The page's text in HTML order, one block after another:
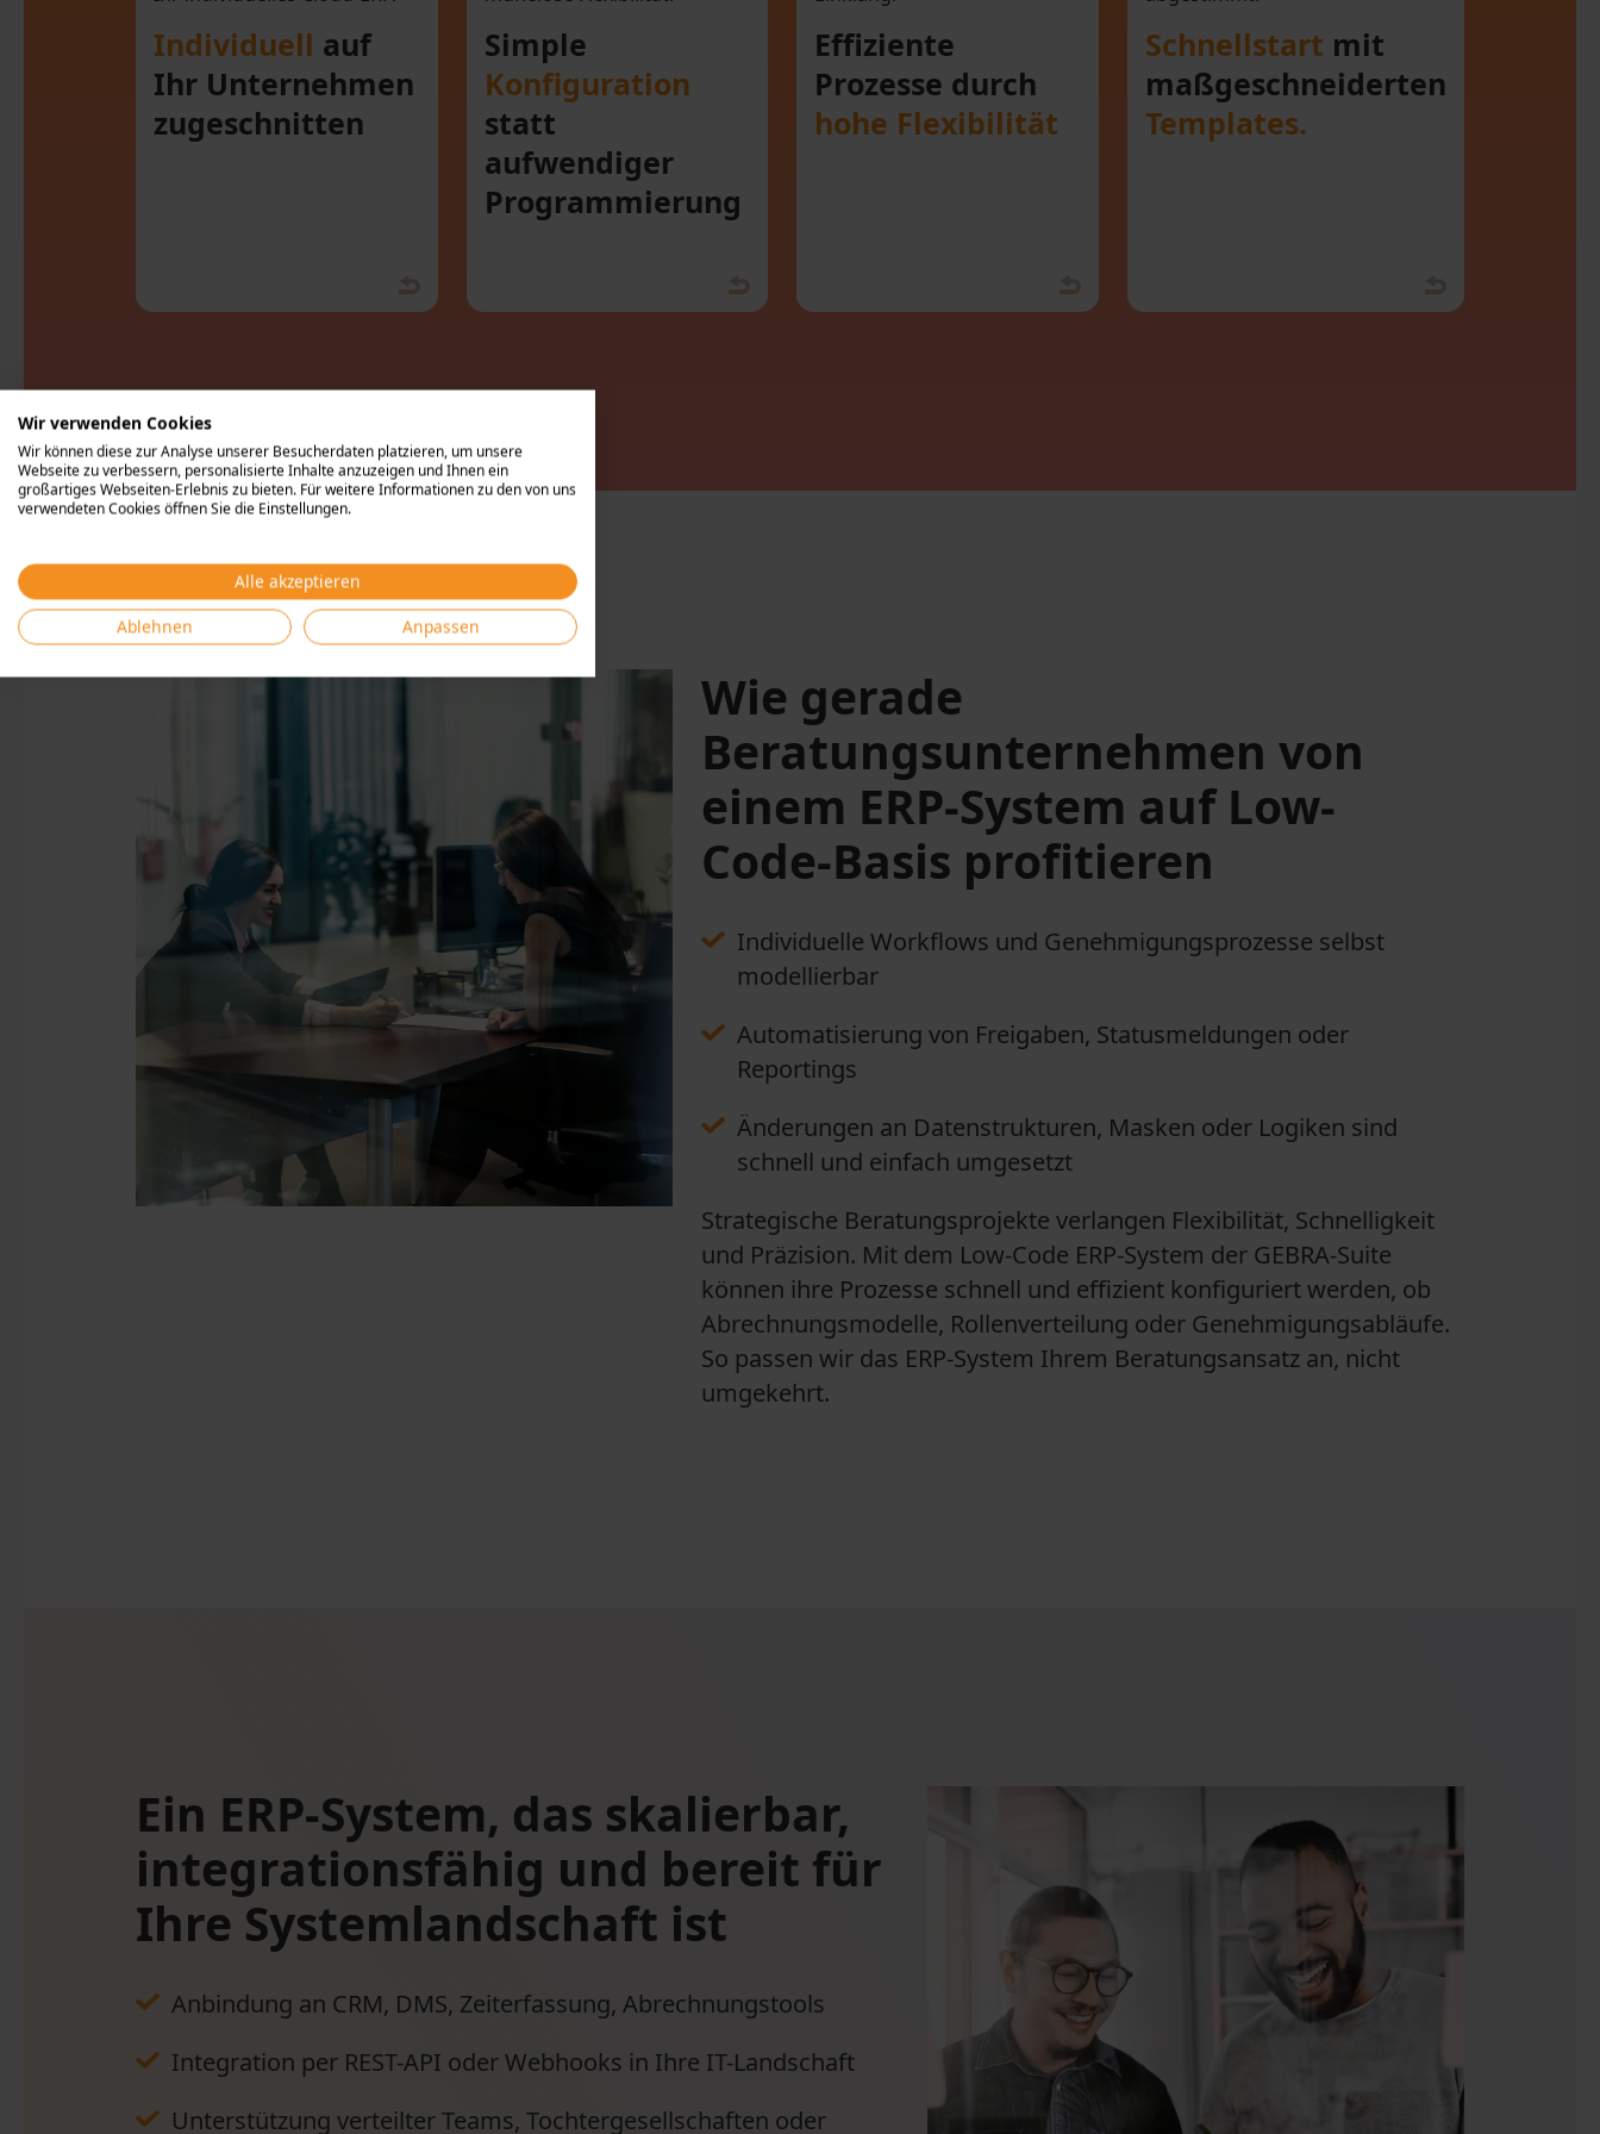
Individuell auf
Ihr Unternehmen
zugeschnitten
Simple
Konfiguration
statt
aufwendiger
Programmierung
Programmierung
Effiziente
Prozesse durch
hohe Flexibilität
Schnellstart mit
maßgeschneiderten
Templates.
Wie gerade
Beratungsunternehmen von
einem ERP-System auf Low-
Code-Basis profitieren
Individuelle Workflows und Genehmigungsprozesse selbst
modellierbar
Automatisierung von Freigaben, Statusmeldungen oder
Reportings
Änderungen an Datenstrukturen, Masken oder Logiken sind
schnell und einfach umgesetzt
Strategische Beratungsprojekte verlangen Flexibilität, Schnelligkeit
und Präzision. Mit dem Low-Code ERP-System der GEBRA-Suite
können ihre Prozesse schnell und effizient konfiguriert werden, ob
Abrechnungsmodelle, Rollenverteilung oder Genehmigungsabläufe.
So passen wir das ERP-System Ihrem Beratungsansatz an, nicht
umgekehrt.
Ein ERP-System, das skalierbar,
integrationsfähig und bereit für
Ihre Systemlandschaft ist
Anbindung an CRM, DMS, Zeiterfassung, Abrechnungstools
Integration per REST-API oder Webhooks in Ihre IT-Landschaft
Unterstützung verteilter Teams, Tochtergesellschaften oder
Wir verwenden Cookies
Wir können diese zur Analyse unserer Besucherdaten platzieren, um unsere
Webseite zu verbessern, personalisierte Inhalte anzuzeigen und Ihnen ein
großartiges Webseiten-Erlebnis zu bieten. Für weitere Informationen zu den von uns
verwendeten Cookies öffnen Sie die Einstellungen.
Alle akzeptieren
Ablehnen
Anpassen